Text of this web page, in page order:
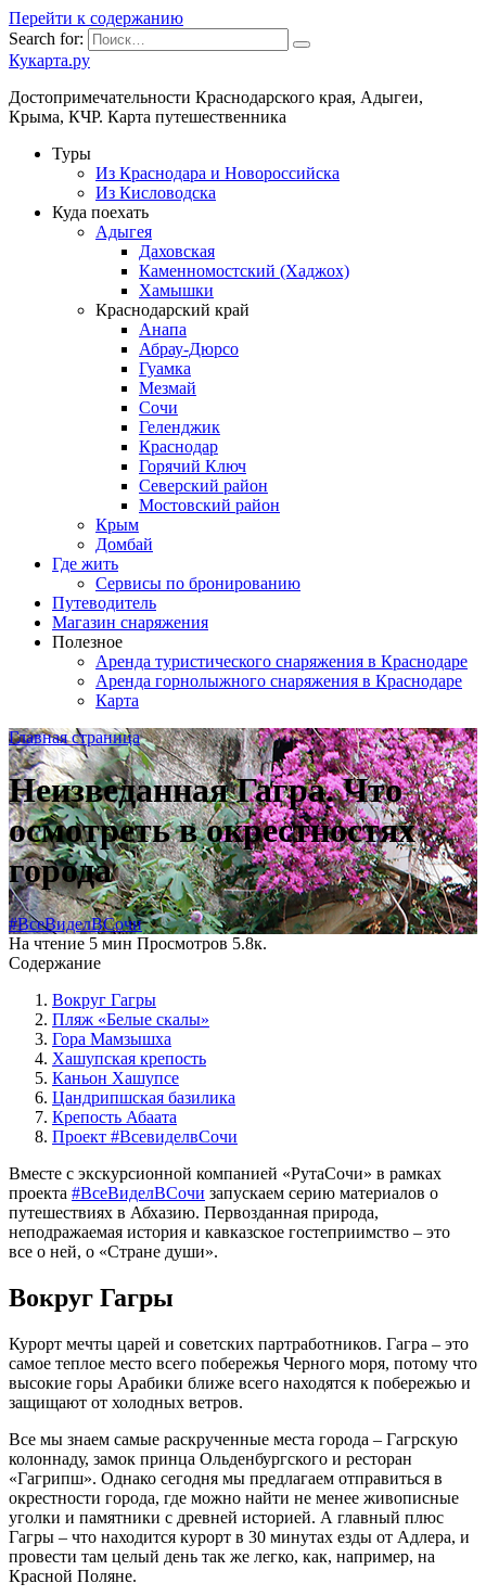
Перейти к содержанию
Search for:
Кукарта.ру
Достопримечательности Краснодарского края, Адыгеи,
Крыма, КЧР. Карта путешественника
Туры
Из Краснодара и Новороссийска
Из Кисловодска
Куда поехать
Адыгея
Даховская
Каменномостский (Хаджох)
Хамышки
Краснодарский край
Анапа
Абрау-Дюрсо
Гуамка
Мезмай
Сочи
Геленджик
Краснодар
Горячий Ключ
Северский район
Мостовский район
Крым
Домбай
Где жить
Сервисы по бронированию
Путеводитель
Магазин снаряжения
Полезное
Аренда туристического снаряжения в Краснодаре
Аренда горнолыжного снаряжения в Краснодаре
Карта
Главная страница
Неизведанная Гагра. Что
осмотреть в окрестностях
города
#ВсеВиделВСочи
На чтение 5 мин Просмотров 5.8к.
Содержание
Вокруг Гагры
Пляж «Белые скалы»
Гора Мамзышха
Хашупская крепость
Каньон Хашупсе
Цандрипшская базилика
Крепость Абаата
Проект #ВсевиделвСочи
Вместе с экскурсионной компанией «РутаСочи» в рамках
проекта #ВсеВиделВСочи запускаем серию материалов о
путешествиях в Абхазию. Первозданная природа,
неподражаемая история и кавказское гостеприимство – это
все о ней, о «Стране души».
Вокруг Гагры
Курорт мечты царей и советских партработников. Гагра – это
самое теплое место всего побережья Черного моря, потому что
высокие горы Арабики ближе всего находятся к побережью и
защищают от холодных ветров.
Все мы знаем самые раскрученные места города – Гагрскую
колоннаду, замок принца Ольденбургского и ресторан
«Гагрипш». Однако сегодня мы предлагаем отправиться в
окрестности города, где можно найти не менее живописные
уголки и памятники с древней историей. А главный плюс
Гагры – что находится курорт в 30 минутах езды от Адлера, и
провести там целый день так же легко, как, например, на
Красной Поляне.